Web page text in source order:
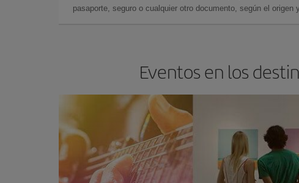
pasaporte, seguro o cualquier otro documento, según el origen
Eventos en los